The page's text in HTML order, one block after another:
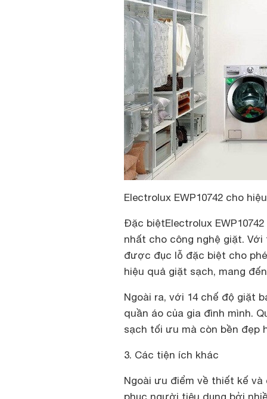
Electrolux EWP10742 cho
Đặc biệtElectrolux
nhất cho công nghệ giặt.
được đục lỗ đặc biệt cho
hiệu quả giặt sạch, mang
Ngoài ra, với 14 chế độ giặt
quần áo của gia đình mình.
sạch tối ưu mà còn bền đẹp
3. Các tiện ích khác
Ngoài ưu điểm về thiết kế và